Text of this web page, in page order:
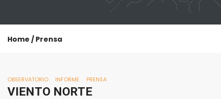
Home / Prensa
OBSERVATORIO INFORME PRENSA
VIENTO NORTE